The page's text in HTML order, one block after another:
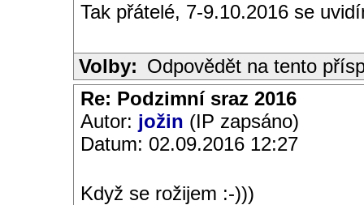
Tak přátelé, 7-9.10.2016 se
Volby: Odpovědět na tento
Re: Podzimní sraz 2016
Autor: jožin (IP zapsáno)
Datum: 02.09.2016 12:27
Když se rožijem :-)))